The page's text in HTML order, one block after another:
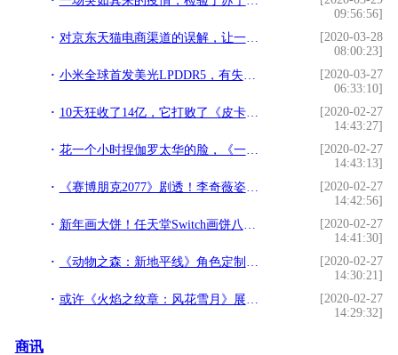
09:56:56]
对京东天猫电商渠道的误解，让一些家电厂商今后2年走向死胡同
[2020-03-28
08:00:23]
小米全球首发美光LPDDR5，有失公允、方向错了等热词再度刷遍网圈
[2020-03-27
06:33:10]
10天狂收了14亿，它打败了《皮卡丘》，成为最赚钱游戏改编电影
[2020-02-27
14:43:27]
花一个小时捏伽罗太华的脸，《一梦江湖》的千人千面，就这么有趣
[2020-02-27
14:43:13]
《赛博朋克2077》剧透！李奇薇姿故事有黑色背景
[2020-02-27
14:42:56]
新年画大饼！任天堂Switch画饼八饼侠之《怪物猎人新作》
[2020-02-27
14:41:30]
《动物之森：新地平线》角色定制演示 打造专属萌妹子
[2020-02-27
14:30:21]
或许《火焰之纹章：风花雪月》展示了战棋游戏的未来
[2020-02-27
14:29:32]
商讯